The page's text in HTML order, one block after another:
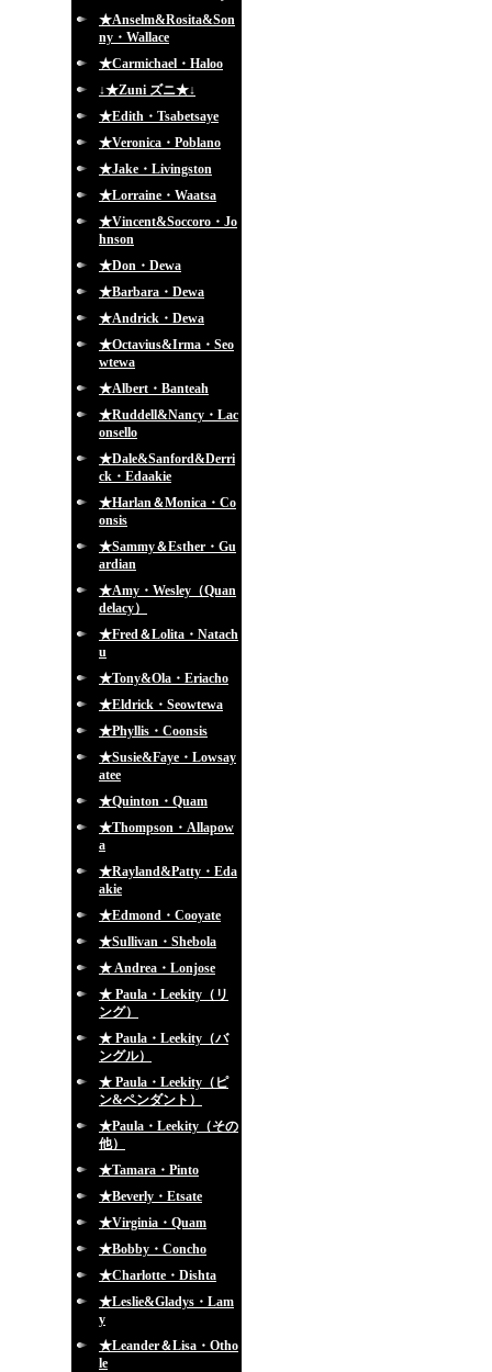
★Anselm&Rosita&Son
ny・Wallace
★Carmichael・Haloo
↓★Zuni ズニ★↓
★Edith・Tsabetsaye
★Veronica・Poblano
★Jake・Livingston
★Lorraine・Waatsa
★Vincent&Soccoro・Jo
hnson
★Don・Dewa
★Barbara・Dewa
★Andrick・Dewa
★Octavius&Irma・Seo
wtewa
★Albert・Banteah
★Ruddell&Nancy・Lac
onsello
★Dale&Sanford&Derri
ck・Edaakie
★Harlan＆Monica・Co
onsis
★Sammy＆Esther・Gu
ardian
★Amy・Wesley（Quan
delacy）
★Fred＆Lolita・Natach
u
★Tony&Ola・Eriacho
★Eldrick・Seowtewa
★Phyllis・Coonsis
★Susie&Faye・Lowsay
atee
★Quinton・Quam
★Thompson・Allapow
a
★Rayland&Patty・Eda
akie
★Edmond・Cooyate
★Sullivan・Shebola
★ Andrea・Lonjose
★ Paula・Leekity（リ
ング）
★ Paula・Leekity（バ
ングル）
★ Paula・Leekity（ピ
ン&ペンダント）
★Paula・Leekity（その
他）
★Tamara・Pinto
★Beverly・Etsate
★Virginia・Quam
★Bobby・Concho
★Charlotte・Dishta
★Leslie&Gladys・Lam
y
★Leander＆Lisa・Otho
le